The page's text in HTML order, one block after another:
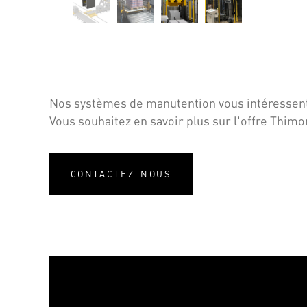
Nos systèmes de manutention vous
Vous souhaitez en savoir plus sur l'offre
CONTACTEZ-NOUS